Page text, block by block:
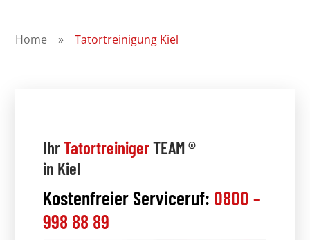
Home » Tatortreinigung Kiel
IhrTatortreinigerTEAM ®
in Kiel
Kostenfreier Serviceruf: 0800 –
998 88 89